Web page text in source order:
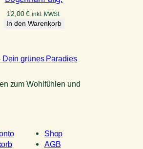
12,00€ inkl. MWSt.
In den Warenkorb
zum Wohlfühlen und
Shop
AGB